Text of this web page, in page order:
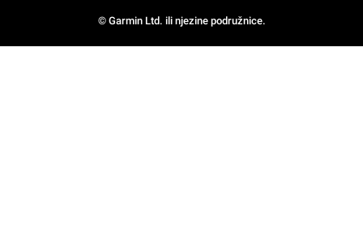
© Garmin Ltd. ili njezine podružnice.